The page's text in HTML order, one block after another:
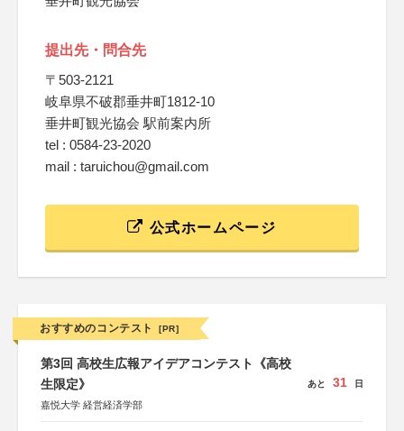
提出先・問合先
〒503-2121
岐阜県不破郡垂井町1812-10
垂井町観光協会 駅前案内所
tel : 0584-23-2020
mail : taruichou@gmail.com
公式ホームページ
おすすめのコンテスト [PR]
第3回 高校生広報アイデアコンテスト《高校
生限定》
嘉悦大学 経営経済学部
あと 31 日